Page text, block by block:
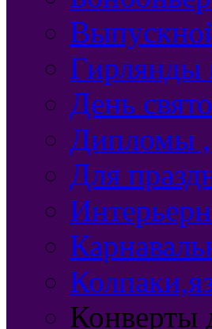
Гирлянды
День
Дипломы ,
Для
Конверты